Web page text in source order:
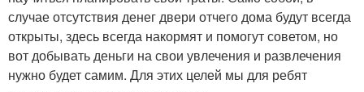
случае отсутствия денег двери отчего дома будут всегда
открыты, здесь всегда накормят и помогут советом, но
вот добывать деньги на свои увлечения и развлечения
нужно будет самим. Для этих целей мы для ребят